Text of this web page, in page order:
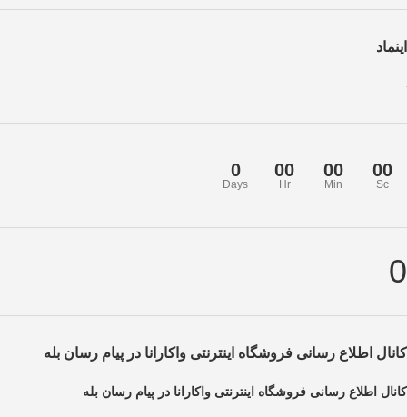
اینماد
0
Days
00
Hr
00
Min
00
Sc
0
کانال اطلاع رسانی فروشگاه اینترنتی واکارانا در پیام رسان بله
کانال اطلاع رسانی فروشگاه اینترنتی واکارانا در پیام رسان بله